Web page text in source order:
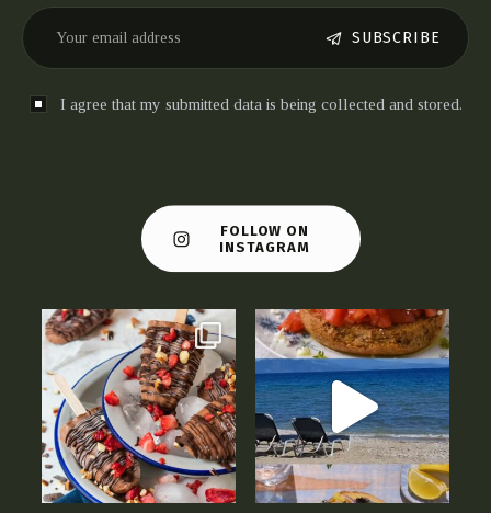
SUBSCRIBE
I agree that my submitted data is being collected and stored.
FOLLOW ON
INSTAGRAM